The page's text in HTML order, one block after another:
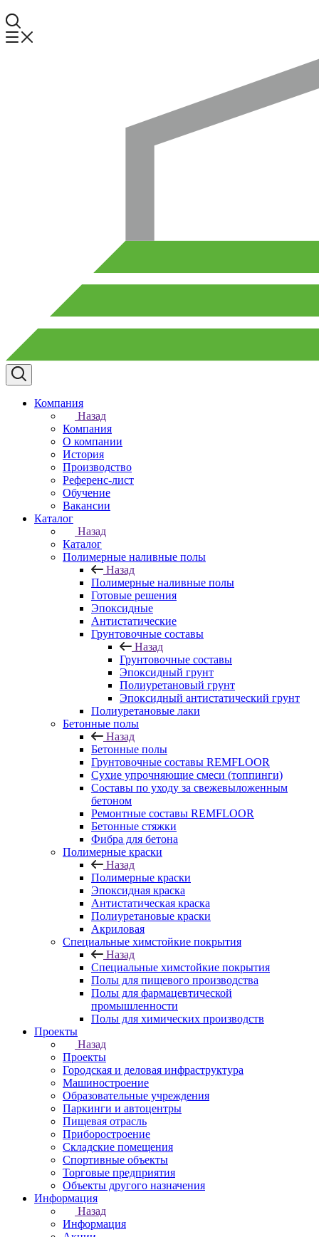
Компания
Назад
Компания
О компании
История
Производство
Референс-лист
Обучение
Вакансии
Каталог
Назад
Каталог
Полимерные наливные полы
Назад
Полимерные наливные полы
Готовые решения
Эпоксидные
Антистатические
Грунтовочные составы
Назад
Грунтовочные составы
Эпоксидный грунт
Полиуретановый грунт
Эпоксидный антистатический грунт
Полиуретановые лаки
Бетонные полы
Назад
Бетонные полы
Грунтовочные составы REMFLOOR
Сухие упрочняющие смеси (топпинги)
Составы по уходу за свежевыложенным
бетоном
Ремонтные составы REMFLOOR
Бетонные стяжки
Фибра для бетона
Полимерные краски
Назад
Полимерные краски
Эпоксидная краска
Антистатическая краска
Полиуретановые краски
Акриловая
Специальные химстойкие покрытия
Назад
Специальные химстойкие покрытия
Полы для пищевого производства
Полы для фармацевтической
промышленности
Полы для химических производств
Проекты
Назад
Проекты
Городская и деловая инфраструктура
Машиностроение
Образовательные учреждения
Паркинги и автоцентры
Пищевая отрасль
Приборостроение
Складские помещения
Спортивные объекты
Торговые предприятия
Объекты другого назначения
Информация
Назад
Информация